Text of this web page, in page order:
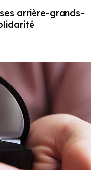
arrière-grands-